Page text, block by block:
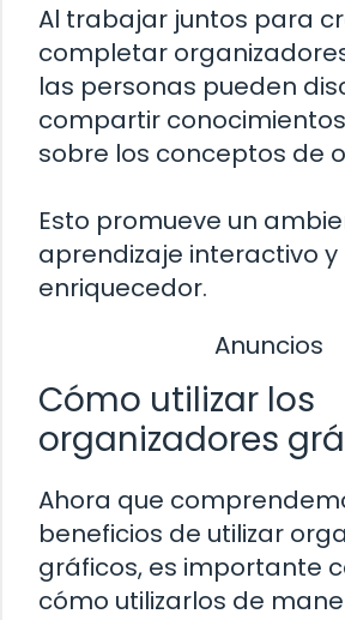
Al trabajar juntos para
completar
las personas pueden
compartir
sobre los conceptos de
Esto promueve un
aprendizaje interactivo y
enriquecedor.
Anuncios
Cómo utilizar los
organizadores
Ahora que
beneficios de utilizar
gráficos, es importante
cómo utilizarlos de